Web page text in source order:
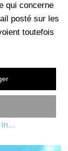
qui concerne
posté sur les
toutefois